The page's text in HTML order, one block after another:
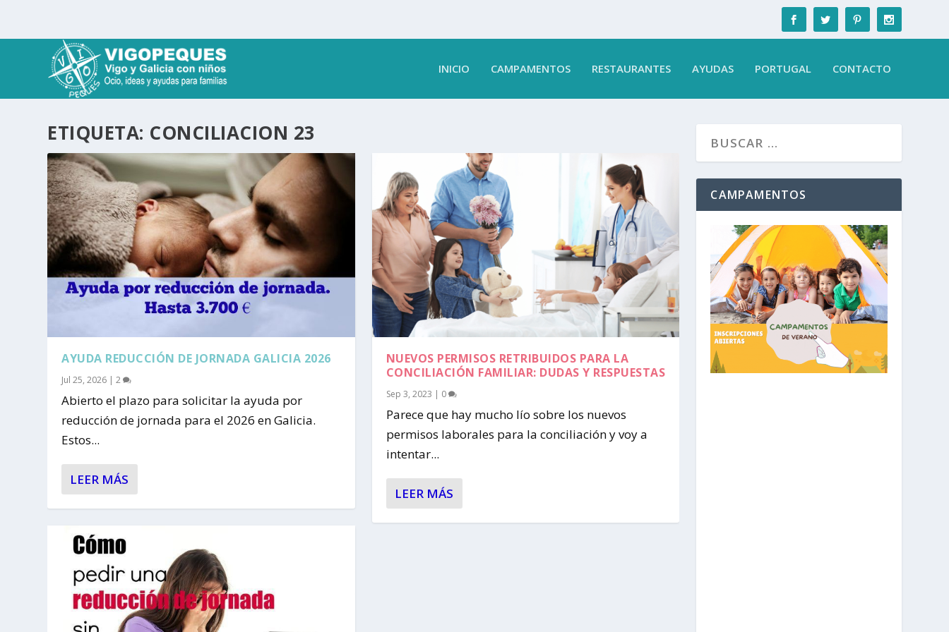
INICIO CAMPAMENTOS RESTAURANTES AYUDAS PORTUGAL CONTACTO
ETIQUETA: CONCILIACION 23
AYUDA REDUCCIÓN DE JORNADA GALICIA 2026
Jul 25, 2026 |2
Abierto el plazo para solicitar la ayuda por
reducción de jornada para el 2026 en Galicia.
Estos...
LEER MÁS
NUEVOS PERMISOS RETRIBUIDOS PARA LA
CONCILIACIÓN FAMILIAR: DUDAS Y RESPUESTAS
Sep 3, 2023 | 0
Parece que hay mucho lío sobre los nuevos
permisos laborales para la conciliación y voy a
intentar...
LEER MÁS
CAMPAMENTOS